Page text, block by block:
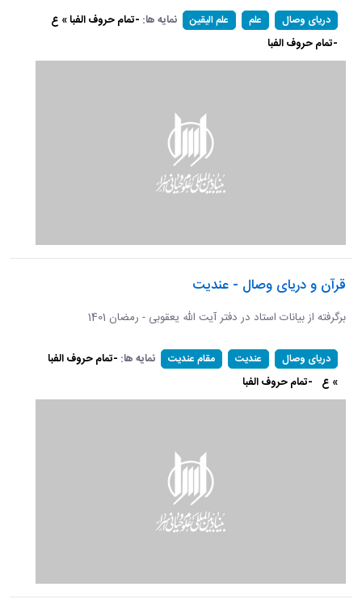
دریای وصال علم علم الیقین نمایه ها: -تمام حروف الفبا » ع
-تمام حروف الفبا
قرآن و دریای وصال - عندیت
برگرفته از بیانات استاد در دفتر آیت الله یعقوبی - رمضان 1401
دریای وصال عندیت مقام عندیت نمایه ها: -تمام حروف الفبا
» ع -تمام حروف الفبا